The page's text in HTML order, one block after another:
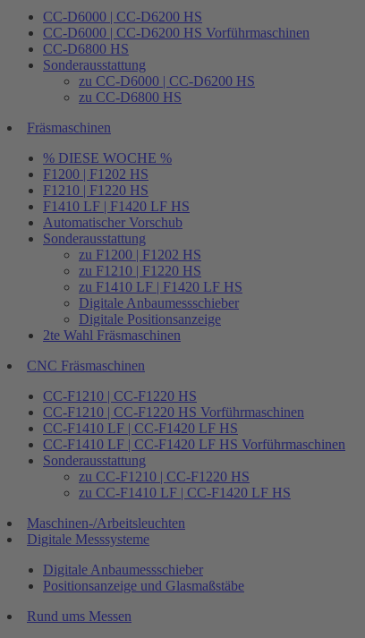
CC-D6000 | CC-D6200 HS
CC-D6000 | CC-D6200 HS Vorführmaschinen
CC-D6800 HS
Sonderausstattung
zu CC-D6000 | CC-D6200 HS
zu CC-D6800 HS
Fräsmaschinen
% DIESE WOCHE %
F1200 | F1202 HS
F1210 | F1220 HS
F1410 LF | F1420 LF HS
Automatischer Vorschub
Sonderausstattung
zu F1200 | F1202 HS
zu F1210 | F1220 HS
zu F1410 LF | F1420 LF HS
Digitale Anbaumessschieber
Digitale Positionsanzeige
2te Wahl Fräsmaschinen
CNC Fräsmaschinen
CC-F1210 | CC-F1220 HS
CC-F1210 | CC-F1220 HS Vorführmaschinen
CC-F1410 LF | CC-F1420 LF HS
CC-F1410 LF | CC-F1420 LF HS Vorführmaschinen
Sonderausstattung
zu CC-F1210 | CC-F1220 HS
zu CC-F1410 LF | CC-F1420 LF HS
Maschinen-/Arbeitsleuchten
Digitale Messsysteme
Digitale Anbaumessschieber
Positionsanzeige und Glasmaßstäbe
Rund ums Messen